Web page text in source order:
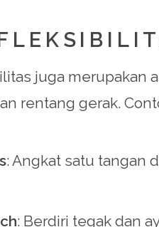
juga
rentang gerak.
: Angkat satu tangan
: Berdiri tegak dan